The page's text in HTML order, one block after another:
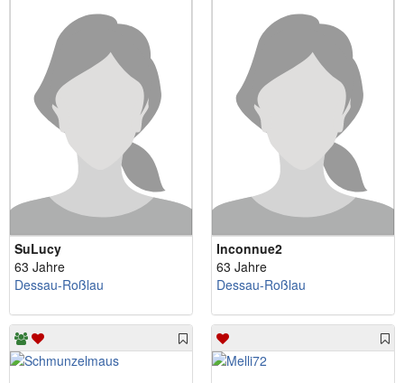
SuLucy
63 Jahre
Dessau-Roßlau
Inconnue2
63 Jahre
Dessau-Roßlau